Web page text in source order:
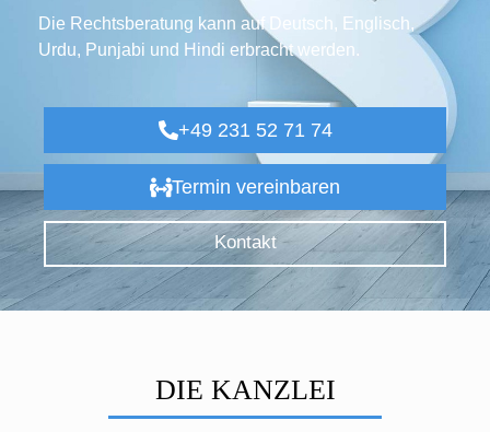
Die Rechtsberatung kann auf Deutsch, Englisch,
Urdu, Punjabi und Hindi erbracht werden.
+49 231 52 71 74
Termin vereinbaren
Kontakt
DIE KANZLEI